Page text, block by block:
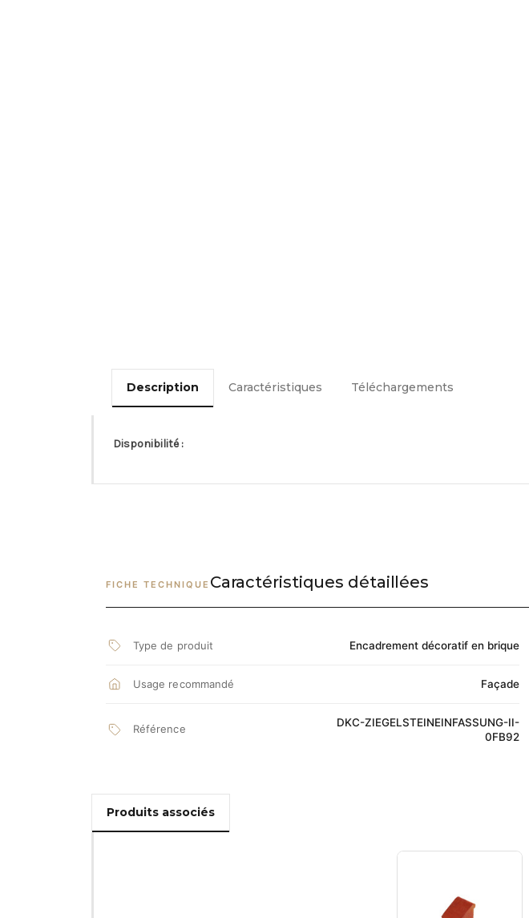
Description Caractéristiques Téléchargements
Disponibilité :
FICHE TECHNIQUE Caractéristiques détaillées
Type de produit Encadrement décoratif en brique
Usage recommandé Façade
Référence
DKC-ZIEGELSTEINEINFASSUNG-II-
0FB92
Produits associés